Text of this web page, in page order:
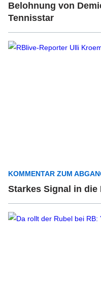
Belohnung von
Tennisstar
KOMMENTAR ZUM
Starkes Signal in die